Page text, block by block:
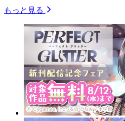
もっと見る